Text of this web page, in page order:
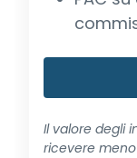
Il valore degli
ricevere